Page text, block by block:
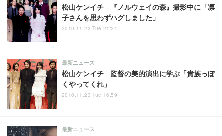
松山ケンイチ 『ノルウェイの森』撮影中に「凛
子さんを思わずハグしました」
2010.11.23 Tue 21:24
松山ケンイチ 監督の美的演出に学ぶ「貴族っぽ
くやってくれ」
最新ニュース
2010.11.23 Tue 16:59
最新ニュース